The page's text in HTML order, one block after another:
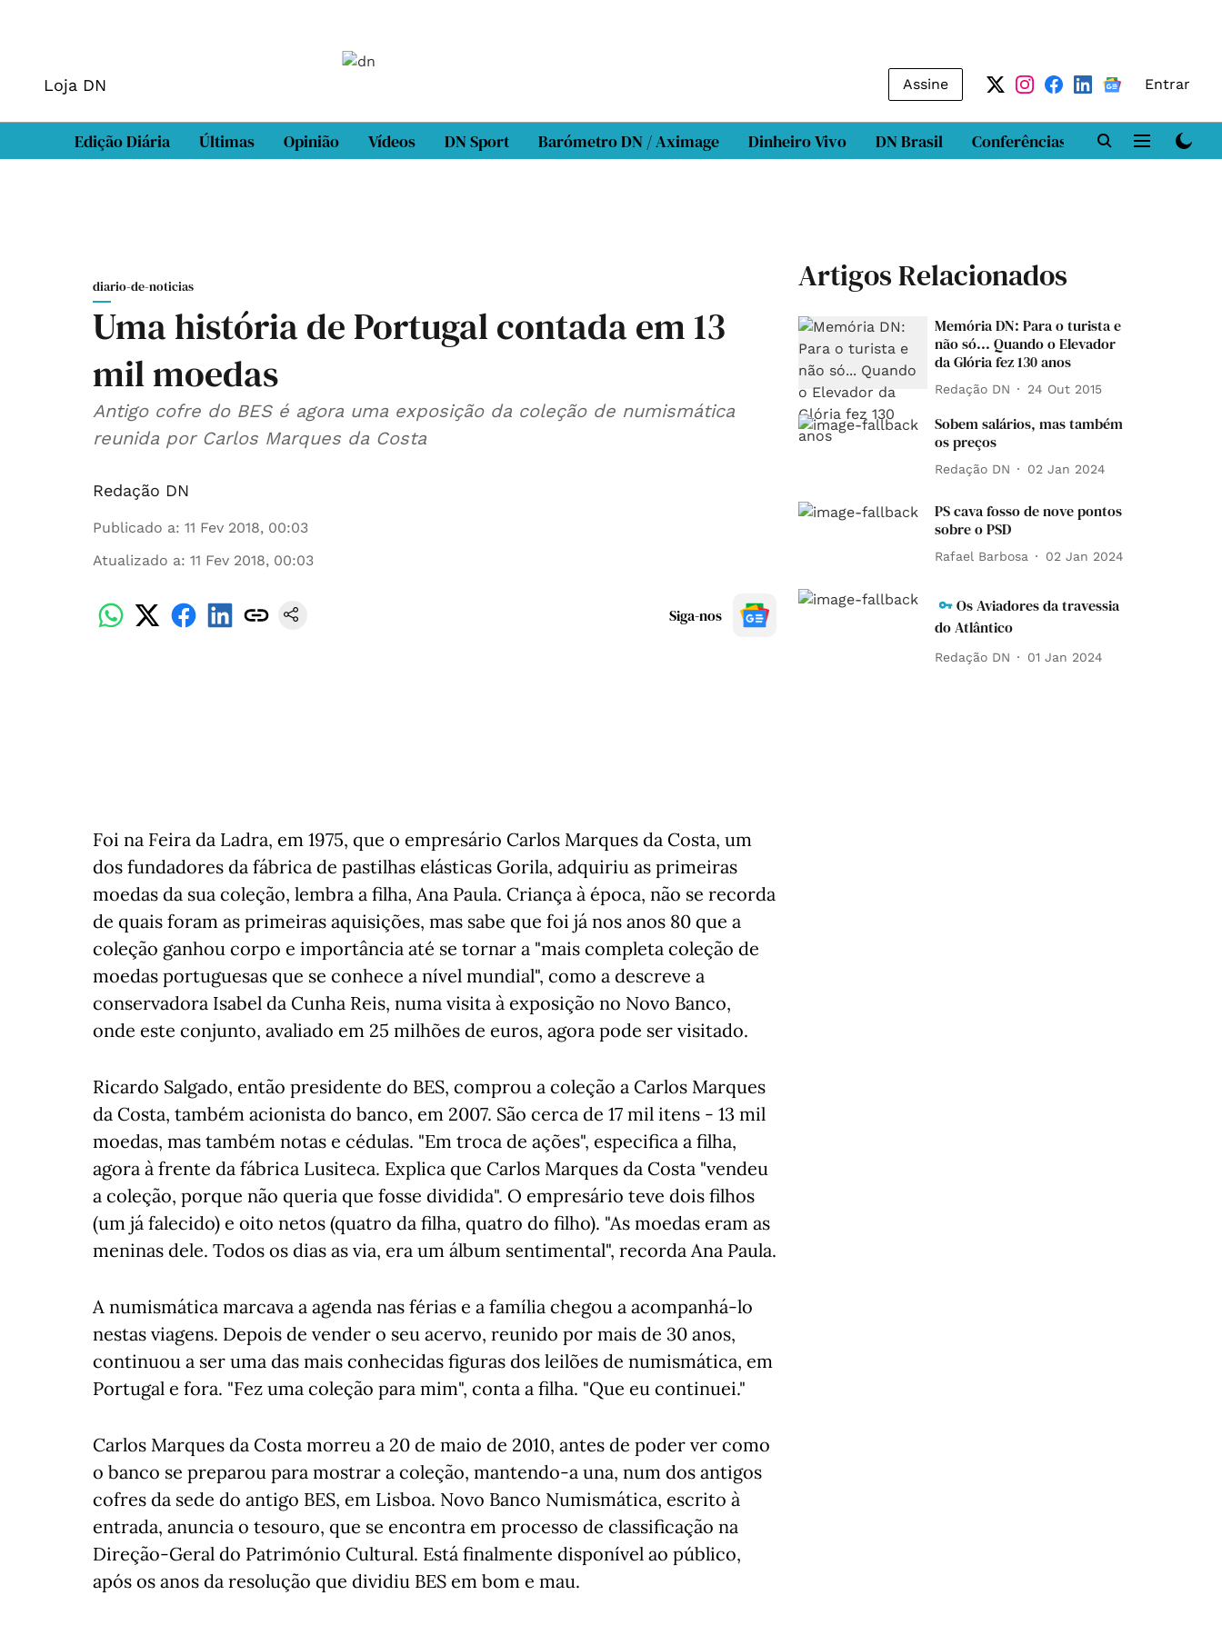
Loja DN Assine Entrar
Edição Diária Últimas Opinião Vídeos DN Sport Barómetro DN / Aximage Dinheiro Vivo DN Brasil Conferências DN LAB
diario-de-noticias
Uma história de Portugal contada em 13
mil moedas
Antigo cofre do BES é agora uma exposição da coleção de numismática
reunida por Carlos Marques da Costa
Redação DN
Publicado a: 11 Fev 2018, 00:03
Atualizado a: 11 Fev 2018, 00:03
Siga-nos
Foi na Feira da Ladra, em 1975, que o empresário Carlos Marques da Costa, um
dos fundadores da fábrica de pastilhas elásticas Gorila, adquiriu as primeiras
moedas da sua coleção, lembra a filha, Ana Paula. Criança à época, não se recorda
de quais foram as primeiras aquisições, mas sabe que foi já nos anos 80 que a
coleção ganhou corpo e importância até se tornar a "mais completa coleção de
moedas portuguesas que se conhece a nível mundial", como a descreve a
conservadora Isabel da Cunha Reis, numa visita à exposição no Novo Banco,
onde este conjunto, avaliado em 25 milhões de euros, agora pode ser visitado.
Ricardo Salgado, então presidente do BES, comprou a coleção a Carlos Marques
da Costa, também acionista do banco, em 2007. São cerca de 17 mil itens - 13 mil
moedas, mas também notas e cédulas. "Em troca de ações", especifica a filha,
agora à frente da fábrica Lusiteca. Explica que Carlos Marques da Costa "vendeu
a coleção, porque não queria que fosse dividida". O empresário teve dois filhos
(um já falecido) e oito netos (quatro da filha, quatro do filho). "As moedas eram as
meninas dele. Todos os dias as via, era um álbum sentimental", recorda Ana Paula.
A numismática marcava a agenda nas férias e a família chegou a acompanhá-lo
nestas viagens. Depois de vender o seu acervo, reunido por mais de 30 anos,
continuou a ser uma das mais conhecidas figuras dos leilões de numismática, em
Portugal e fora. "Fez uma coleção para mim", conta a filha. "Que eu continuei."
Carlos Marques da Costa morreu a 20 de maio de 2010, antes de poder ver como
o banco se preparou para mostrar a coleção, mantendo-a una, num dos antigos
cofres da sede do antigo BES, em Lisboa. Novo Banco Numismática, escrito à
entrada, anuncia o tesouro, que se encontra em processo de classificação na
Direção-Geral do Património Cultural. Está finalmente disponível ao público,
após os anos da resolução que dividiu BES em bom e mau.
Artigos Relacionados
Memória DN: Para o turista e
não só... Quando o Elevador
da Glória fez 130 anos
Redação DN 24 Out 2015
Sobem salários, mas também
os preços
Redação DN 02 Jan 2024
PS cava fosso de nove pontos
sobre o PSD
Rafael Barbosa 02 Jan 2024
Os Aviadores da travessia
do Atlântico
Redação DN 01 Jan 2024